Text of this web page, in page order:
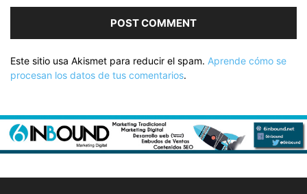
Este sitio usa Akismet para reducir el spam. Aprende cómo se
procesan los datos de tus comentarios.